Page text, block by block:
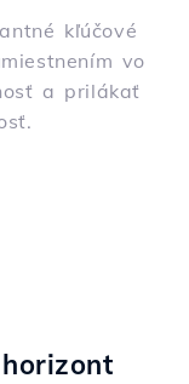
kľúčové
vo
a prilákať